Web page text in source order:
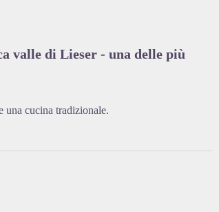
valle di Lieser - una delle più
una cucina tradizionale.